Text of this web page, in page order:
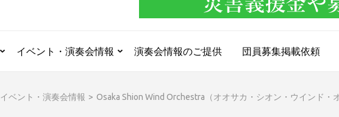
イベント・演奏会情報 演奏会情報のご提供 団員募集掲載依頼
イベント・演奏会情報 > Osaka Shion Wind Orchestra（オオサカ・シオン・ウインド